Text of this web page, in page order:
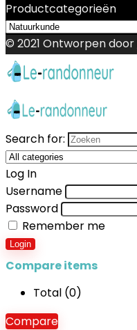
Productcategorieën
© 2021 Ontworpen door
Search for:
Log In
Username
Password
Remember me
Login
Compare items
Total (0)
Compare